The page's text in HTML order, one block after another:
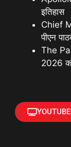
इतिहास
Chief
पीएन
The
2026 को